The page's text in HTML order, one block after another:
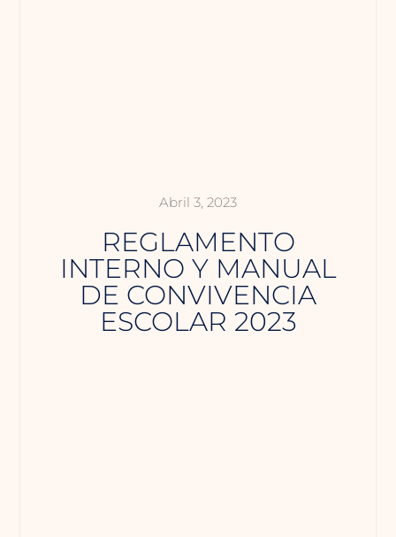
Abril 3, 2023
REGLAMENTO
INTERNO Y MANUAL
DE CONVIVENCIA
ESCOLAR 2023